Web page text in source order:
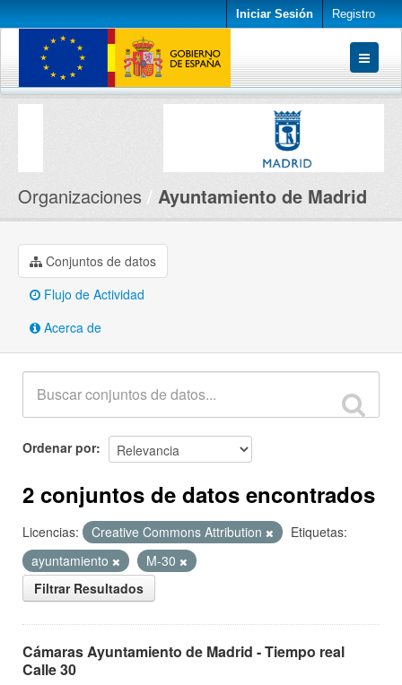
Iniciar Sesión Registro
Conjuntos de datos
Organizaciones Ayuntamiento de Madrid
Conjuntos de datos
Flujo de Actividad
Acerca de
Ordenar por
2 conjuntos de datos encontrados
Licencias: Creative Commons Attribution
Etiquetas:
ayuntamiento
M-30
Filtrar Resultados
Cámaras Ayuntamiento de Madrid - Tiempo real
Calle 30